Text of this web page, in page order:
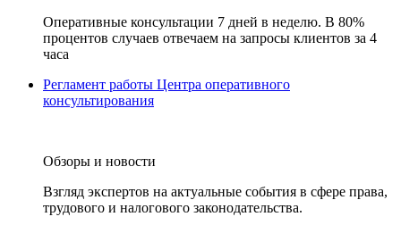
Оперативные консультации 7 дней в неделю. В 80%
процентов случаев отвечаем на запросы клиентов за 4
часа
Регламент работы Центра оперативного
консультирования
Обзоры и новости
Взгляд экспертов на актуальные события в сфере права,
трудового и налогового законодательства.